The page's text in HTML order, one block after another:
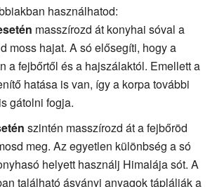
használhatod:
masszírozd át konyhai sóval a
moss hajat. A só elősegíti, hogy a
a fejbőrtől és a hajszálaktól. Emellett a
hatása is van, így a korpa további
gátolni fogja.
szintén masszírozd át a fejbőröd
meg. Az egyetlen különbség a só
helyett használj Himalája sót. A
található ásványi anyagok táplálják a